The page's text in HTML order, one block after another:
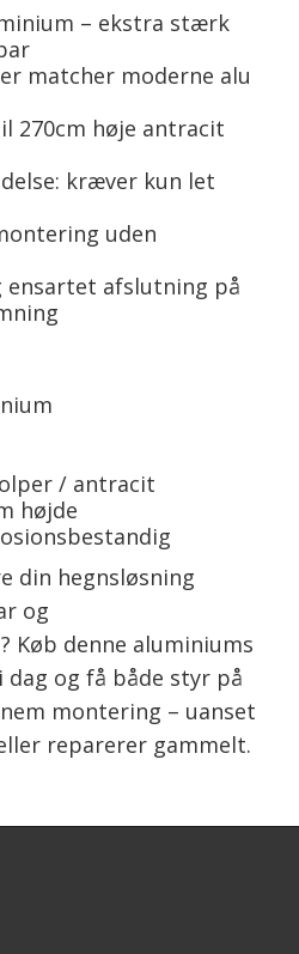
– ekstra stærk
matcher moderne alu
270cm høje antracit
kræver kun let
uden
ensartet afslutning på
/ antracit
højde
din hegnsløsning
og
Køb denne aluminiums
og få både styr på
montering – uanset
reparerer gammelt.